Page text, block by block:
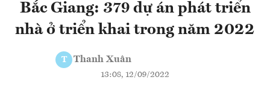
Bắc Giang: 379 dự án phát triển
nhà ở triển khai trong năm 2022
T Thanh Xuân
13:08, 12/09/2022